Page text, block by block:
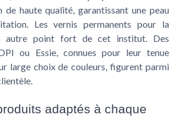
haute qualité, garantissant une peau
Les vernis permanents pour la
autre point fort de cet institut. Des
ou Essie, connues pour leur tenue
large choix de couleurs, figurent parmi
adaptés à chaque